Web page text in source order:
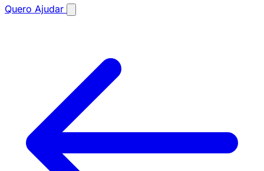
Quero Ajudar